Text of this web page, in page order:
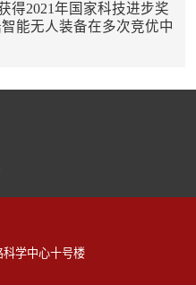
得2021年国家科技进步奖
能无人装备在多次竞优中
学中心十号楼